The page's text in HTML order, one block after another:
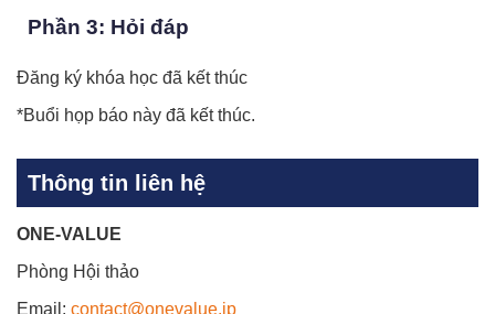
Phần 3: Hỏi đáp
Đăng ký khóa học đã kết thúc
*Buổi họp báo này đã kết thúc.
Thông tin liên hệ
ONE-VALUE
Phòng Hội thảo
Email: contact@onevalue.jp